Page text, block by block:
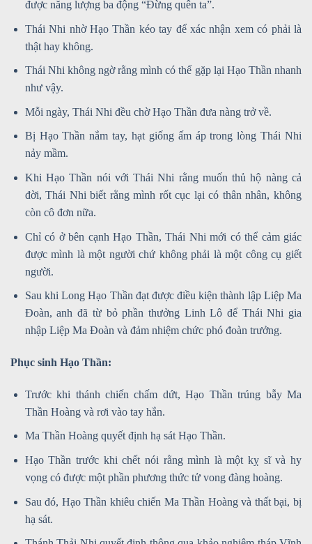
được năng lượng ba động “Đừng quên ta”.
Thái Nhi nhờ Hạo Thần kéo tay để xác nhận xem có phải là
thật hay không.
Thái Nhi không ngờ rằng mình có thể gặp lại Hạo Thần nhanh
như vậy.
Mỗi ngày, Thái Nhi đều chờ Hạo Thần đưa nàng trở về.
Bị Hạo Thần nắm tay, hạt giống ấm áp trong lòng Thái Nhi
nảy mầm.
Khi Hạo Thần nói với Thái Nhi rằng muốn thủ hộ nàng cả
đời, Thái Nhi biết rằng mình rốt cục lại có thân nhân, không
còn cô đơn nữa.
Chỉ có ở bên cạnh Hạo Thần, Thái Nhi mới có thể cảm giác
được mình là một người chứ không phải là một công cụ giết
người.
Sau khi Long Hạo Thần đạt được điều kiện thành lập Liệp Ma
Đoàn, anh đã từ bỏ phần thưởng Linh Lô để Thái Nhi gia
nhập Liệp Ma Đoàn và đảm nhiệm chức phó đoàn trưởng.
Phục sinh Hạo Thần:
Trước khi thánh chiến chấm dứt, Hạo Thần trúng bẫy Ma
Thần Hoàng và rơi vào tay hắn.
Ma Thần Hoàng quyết định hạ sát Hạo Thần.
Hạo Thần trước khi chết nói rằng mình là một kỵ sĩ và hy
vọng có được một phần phương thức tử vong đàng hoàng.
Sau đó, Hạo Thần khiêu chiến Ma Thần Hoàng và thất bại, bị
hạ sát.